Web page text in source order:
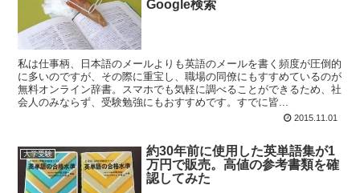
Google検索
私は仕事柄、日本語のメールよりも英語のメールを書く頻度が圧倒的
に多いのですが、その際に重宝し、職場の同僚にもすすめているのが
無料オンライン辞書。スマホでも気軽に調べることができるため、社
会人のみならず、受験勉強にもおすすめです。すでに皆...
2015.11.01
大学受験
約30年前に使用した英単語集が1
万円で販売。高値の参考書類を確
認してみた